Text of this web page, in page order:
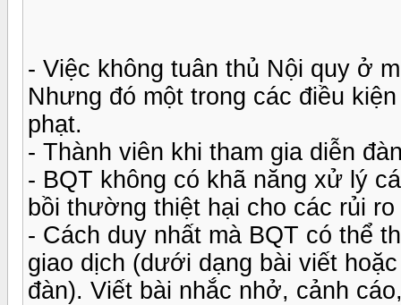
- Việc không tuân thủ Nội quy ở
Nhưng đó một trong các điều
phạt.
- Thành viên khi tham gia diễn
- BQT không có khã năng xử lý
bồi thường thiệt hại cho các rủi
- Cách duy nhất mà BQT có thể
giao dịch (dưới dạng bài viết
đàn). Viết bài nhắc nhở, cảnh